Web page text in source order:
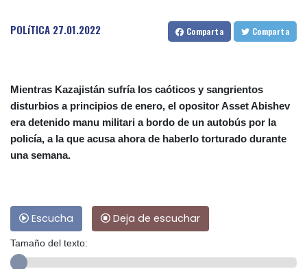
POLíTICA 27.01.2022 Comparta Comparta
Mientras Kazajistán sufría los caóticos y sangrientos
disturbios a principios de enero, el opositor Asset Abishev
era detenido manu militari a bordo de un autobús por la
policía, a la que acusa ahora de haberlo torturado durante
una semana.
Escucha Deja de escuchar
Tamaño del texto: